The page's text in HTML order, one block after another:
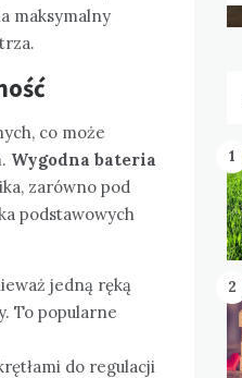
maksymalny
co może
Wygodna bateria
zarówno pod
podstawowych
jedną ręką
To popularne
do regulacji
1
2